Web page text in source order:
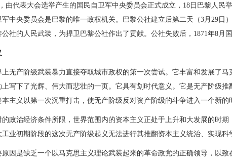
由代表大会选举产生的国民自卫军中央委员会正式成立，18日巴黎人民
中央委员会是巴黎的唯一政权机关。巴黎公社建立后第二天（3月29日
社的人民武装，为捍卫巴黎公社作出了贡献。公社失败后，1871年8月
上无产阶级武装暴力直接夺取城市政权的第一次尝试。它丰富和发展了
上写下了光辉、伟大而悲壮的一页。它具有划时代意义。它是无产阶级
主义以第一次沉重打击，使无产阶级反对资产阶级的斗争进入一个新的
政治经济条件所限，世界范围内的资本主义正处于上升和大发展的时
业初期阶段的这次无产阶级起义无法进行其推翻资本主义统治、实现科
因是缺乏一个以马克思主义理论武装起来的革命政党的正确领导，以